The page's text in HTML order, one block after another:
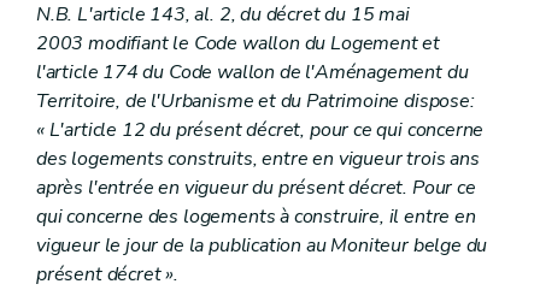
N.B. L'article 143, al. 2, du décret du 15 mai
2003 modifiant le Code wallon du Logement et
l'article 174 du Code wallon de l'Aménagement du
Territoire, de l'Urbanisme et du Patrimoine dispose:
« L'article 12 du présent décret, pour ce qui concerne
des logements construits, entre en vigueur trois ans
après l'entrée en vigueur du présent décret. Pour ce
qui concerne des logements à construire, il entre en
vigueur le jour de la publication au Moniteur belge du
présent décret ».